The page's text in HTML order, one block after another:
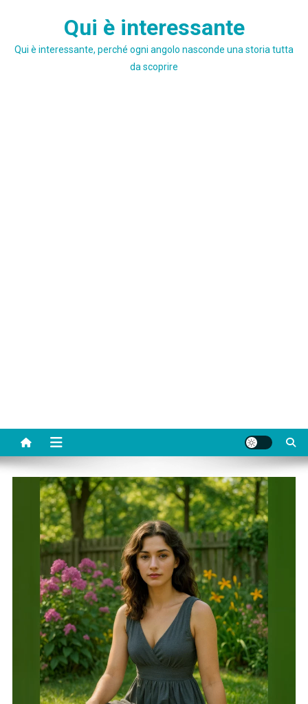
Qui è interessante
Qui è interessante, perché ogni angolo nasconde una storia tutta
da scoprire